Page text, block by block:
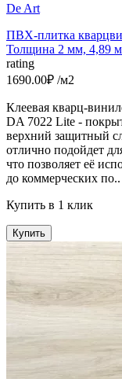
De Art
ПВХ-плитка
Толщина 2 мм, 4,89
rating
1690.00₽ /м2
Клеевая кварц-
DA 7022 Lite -
верхний защитный
отлично подойдет
что позволяет её
до коммерческих по..
Купить в 1 клик
Купить